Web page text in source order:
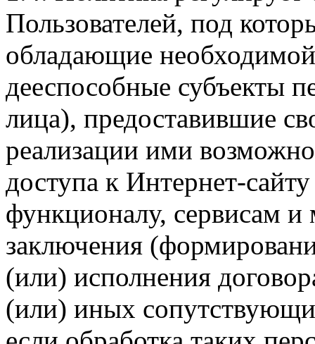
Пользователей, под
обладающие
дееспособные субъекты
лица), предоставившие
реализации ими
доступа к Интернет-
функционалу, сервисам и
заключения
(или) исполнения
(или) иных